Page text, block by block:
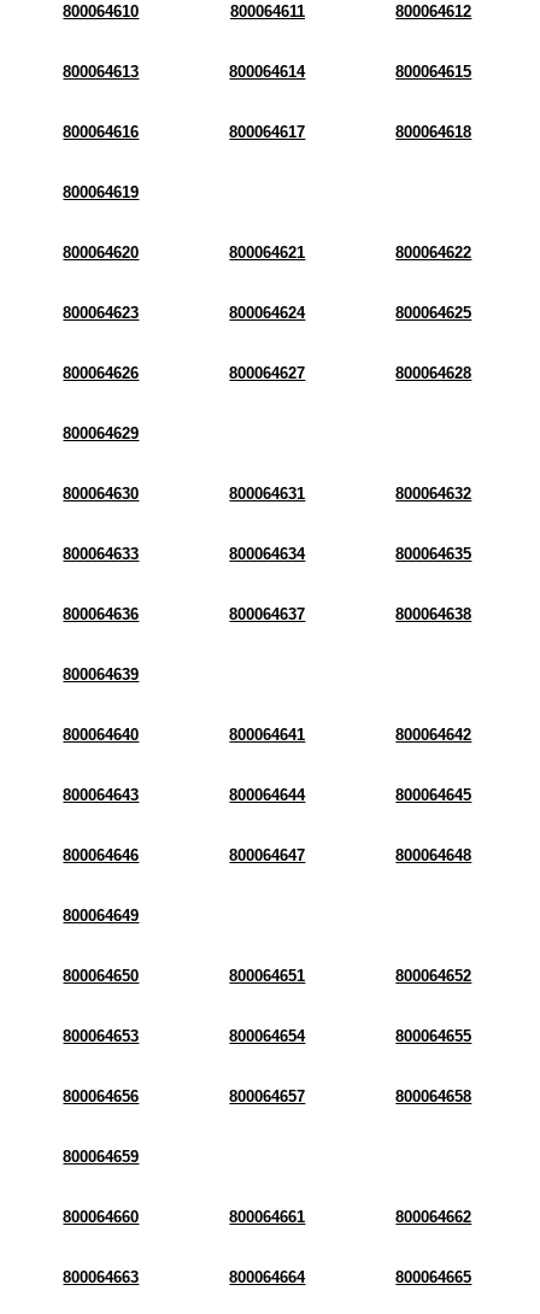
800064610 800064611 800064612
800064613 800064614 800064615
800064616 800064617 800064618
800064619
800064620 800064621 800064622
800064623 800064624 800064625
800064626 800064627 800064628
800064629
800064630 800064631 800064632
800064633 800064634 800064635
800064636 800064637 800064638
800064639
800064640 800064641 800064642
800064643 800064644 800064645
800064646 800064647 800064648
800064649
800064650 800064651 800064652
800064653 800064654 800064655
800064656 800064657 800064658
800064659
800064660 800064661 800064662
800064663 800064664 800064665